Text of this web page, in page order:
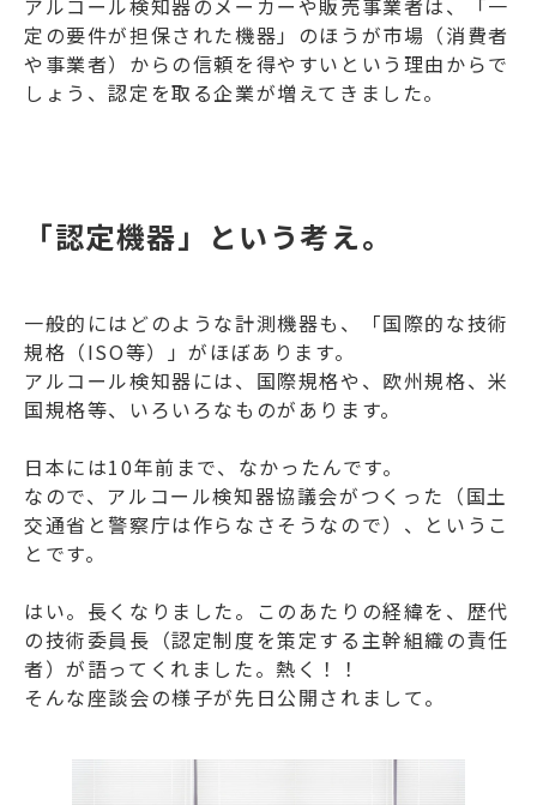
アルコール検知器のメーカーや販売事業者は、「一
定の要件が担保された機器」のほうが市場（消費者
や事業者）からの信頼を得やすいという理由からで
しょう、認定を取る企業が増えてきました。
「認定機器」という考え。
一般的にはどのような計測機器も、「国際的な技術
規格（ISO等）」がほぼあります。
アルコール検知器には、国際規格や、欧州規格、米
国規格等、いろいろなものがあります。
日本には10年前まで、なかったんです。
なので、アルコール検知器協議会がつくった（国土
交通省と警察庁は作らなさそうなので）、というこ
とです。
はい。長くなりました。このあたりの経緯を、歴代
の技術委員長（認定制度を策定する主幹組織の責任
者）が語ってくれました。熱く！！
そんな座談会の様子が先日公開されまして。